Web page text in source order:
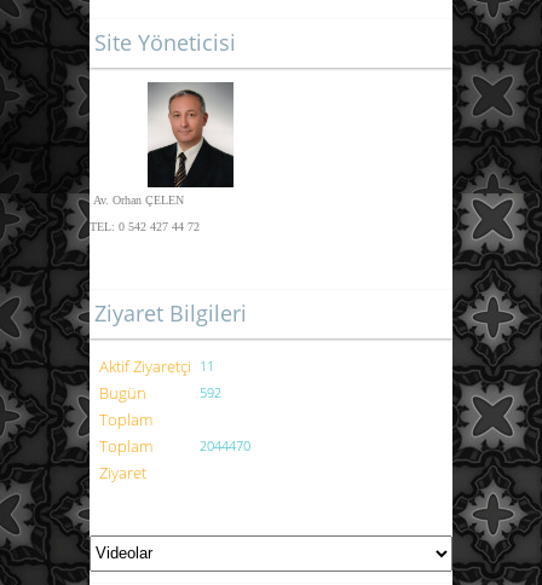
Site Yöneticisi
Av. Orhan ÇELEN
TEL: 0 542 427 44 72
Ziyaret Bilgileri
Aktif Ziyaretçi 11
Bugün
Toplam
592
Toplam
Ziyaret
2044470